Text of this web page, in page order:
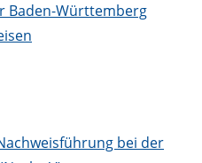
Baden-Württemberg
bei der